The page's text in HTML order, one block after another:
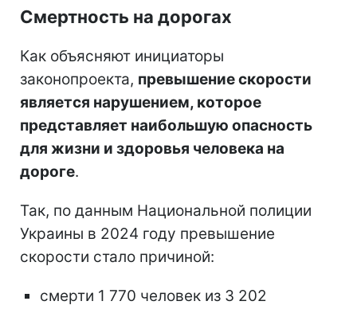
Смертность на дорогах
Как объясняют инициаторы
законопроекта, превышение скорости
является нарушением, которое
представляет наибольшую опасность
для жизни и здоровья человека на
дороге.
Так, по данным Национальной полиции
Украины в 2024 году превышение
скорости стало причиной:
смерти 1 770 человек из 3 202